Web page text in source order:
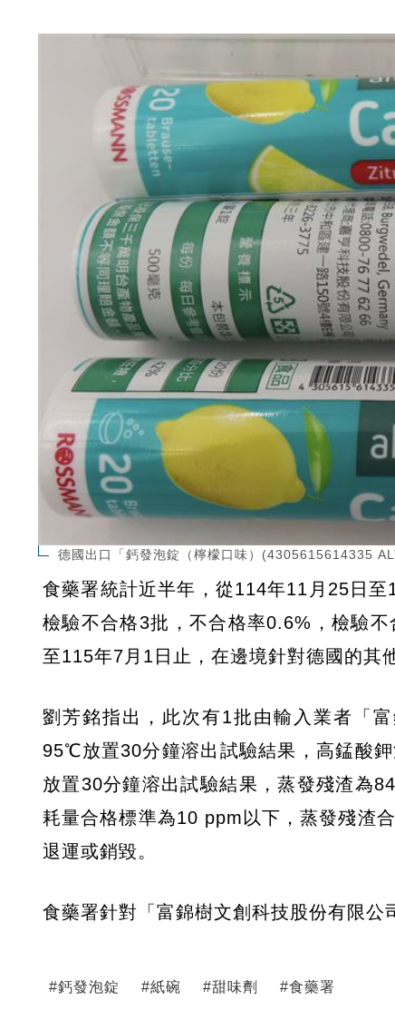
德國出口「鈣發泡錠（檸檬口味）(4305615614335
食藥署統計近半年，從114年11月25日
檢驗不合格3批，不合格率0.6%，檢驗
至115年7月1日止，在邊境針對德國的其
劉芳銘指出，此次有1批由輸入業者「
95℃放置30分鐘溶出試驗結果，高錳酸
放置30分鐘溶出試驗結果，蒸發殘渣為
耗量合格標準為10 ppm以下，蒸發殘渣
退運或銷毀。
食藥署針對「富錦樹文創科技股份有限公
#鈣發泡錠 #紙碗 #甜味劑 #食藥署